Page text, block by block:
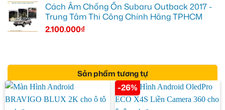
Cách Âm Chống Ồn Subaru Outback 2017 -
Trung Tâm Thi Công Chính Hãng TPHCM
2.100.000₫
Sản phẩm tương tự
-26%